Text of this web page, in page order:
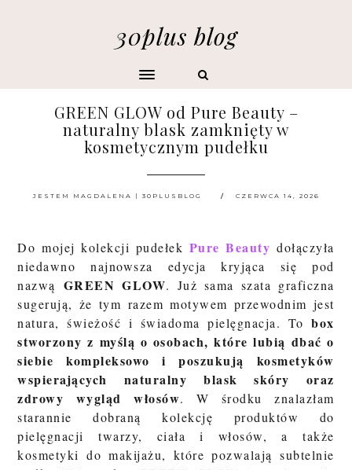
30plus blog
GREEN GLOW od Pure Beauty –
naturalny blask zamknięty w
kosmetycznym pudełku
JESTEM MAGDALENA | 30PLUSBLOG CZERWCA 14, 2026
Do mojej kolekcji pudełek Pure Beauty dołączyła
niedawno najnowsza edycja kryjąca się pod
nazwą GREEN GLOW. Już sama szata graficzna
sugerują, że tym razem motywem przewodnim jest
natura, świeżość i świadoma pielęgnacja. Tobox
stworzony z myślą o osobach, które lubią dbać o
siebie kompleksowo i poszukują kosmetyków
wspierających naturalny blask skóry oraz
zdrowy wygląd włosów. W środku znalazłam
starannie dobraną kolekcję produktów do
pielęgnacji twarzy, ciała i włosów, a także
kosmetyki do makijażu, które pozwalają subtelnie